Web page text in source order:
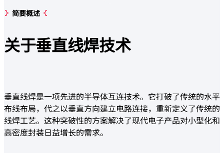
简要概述
关于垂直线焊技术
垂直线焊是一项先进的半导体互连技术。它打破了传统的水平
布线布局，代之以垂直方向建立电路连接，重新定义了传统的
线焊工艺。这种突破性的方案解决了现代电子产品对小型化和
高密度封装日益增长的需求。